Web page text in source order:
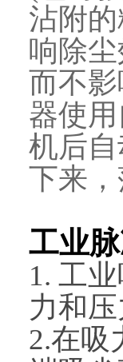
沾附
响除
而不
器使
机后
下来
工业
1. 工
力和
2.在吸